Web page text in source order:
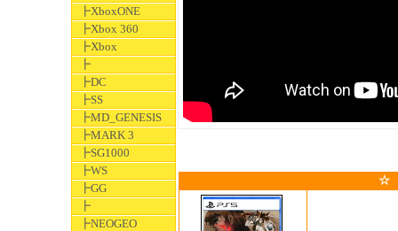
┣XboxONE
┣Xbox 360
┣Xbox
┣
┣DC
┣SS
┣MD_GENESIS
┣MARK 3
┣SG1000
┣WS
┣GG
┣
┣NEOGEO
☆